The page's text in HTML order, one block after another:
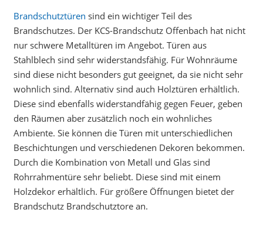
Brandschutztüren sind ein wichtiger Teil des
Brandschutzes. Der KCS-Brandschutz Offenbach hat nicht
nur schwere Metalltüren im Angebot. Türen aus
Stahlblech sind sehr widerstandsfähig. Für Wohnräume
sind diese nicht besonders gut geeignet, da sie nicht sehr
wohnlich sind. Alternativ sind auch Holztüren erhältlich.
Diese sind ebenfalls widerstandfähig gegen Feuer, geben
den Räumen aber zusätzlich noch ein wohnliches
Ambiente. Sie können die Türen mit unterschiedlichen
Beschichtungen und verschiedenen Dekoren bekommen.
Durch die Kombination von Metall und Glas sind
Rohrrahmentüre sehr beliebt. Diese sind mit einem
Holzdekor erhältlich. Für größere Öffnungen bietet der
Brandschutz Brandschutztore an.